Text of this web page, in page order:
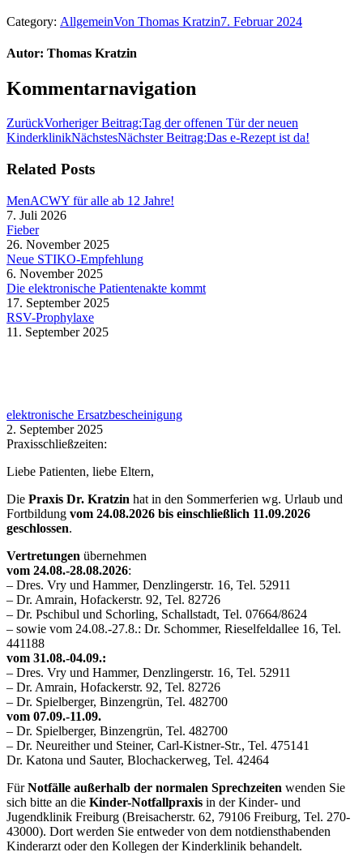
Category: AllgemeinVon Thomas Kratzin7. Februar 2024
Autor: Thomas Kratzin
Kommentarnavigation
ZurückVorheriger Beitrag:Tag der offenen Tür der neuen
KinderklinikNächstesNächster Beitrag:Das e-Rezept ist da!
Related Posts
MenACWY für alle ab 12 Jahre!
7. Juli 2026
Fieber
26. November 2025
Neue STIKO-Empfehlung
6. November 2025
Die elektronische Patientenakte kommt
17. September 2025
RSV-Prophylaxe
11. September 2025
elektronische Ersatzbescheinigung
2. September 2025
Praxisschließzeiten:
Liebe Patienten, liebe Eltern,
Die Praxis Dr. Kratzin hat in den Sommerferien wg. Urlaub und
Fortbildung vom 24.08.2026 bis einschließlich 11.09.2026
geschlossen.
Vertretungen übernehmen
vom 24.08.-28.08.2026:
– Dres. Vry und Hammer, Denzlingerstr. 16, Tel. 52911
– Dr. Amrain, Hofackerstr. 92, Tel. 82726
– Dr. Pschibul und Schorling, Schallstadt, Tel. 07664/8624
– sowie vom 24.08.-27.8.: Dr. Schommer, Rieselfeldallee 16, Tel.
441188
vom 31.08.-04.09.:
– Dres. Vry und Hammer, Denzlingerstr. 16, Tel. 52911
– Dr. Amrain, Hofackerstr. 92, Tel. 82726
– Dr. Spielberger, Binzengrün, Tel. 482700
vom 07.09.-11.09.
– Dr. Spielberger, Binzengrün, Tel. 482700
– Dr. Neureither und Steiner, Carl-Kistner-Str., Tel. 475141
Dr. Katona und Sauter, Blochackerweg, Tel. 42464
FürNotfälle außerhalb der normalen Sprechzeiten wenden Sie
sich bitte an die Kinder-Notfallpraxis in der Kinder- und
Jugendklinik Freiburg (Breisacherstr. 62, 79106 Freiburg, Tel. 270-
43000). Dort werden Sie entweder von dem notdiensthabenden
Kinderarzt oder den Kollegen der Kinderklinik behandelt.